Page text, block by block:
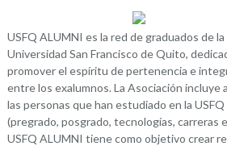
USFQ ALUMNI es la red de graduados de la
Universidad San Francisco de Quito,
promover el espíritu de pertenencia e
entre los exalumnos. La Asociación incluye
las personas que han estudiado en la USFQ
(pregrado, posgrado, tecnologías, carreras
USFQ ALUMNI tiene como objetivo crear